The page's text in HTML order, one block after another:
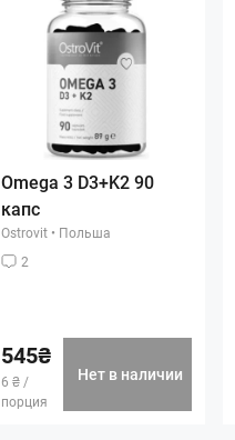
Omega 3 D3+K2 90
капс
Ostrovit • Польша
2
545₴
6 ₴ /
порция
Нет в наличии